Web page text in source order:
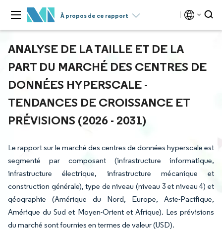
À propos de ce rapport
ANALYSE DE LA TAILLE ET DE LA
PART DU MARCHÉ DES CENTRES DE
DONNÉES HYPERSCALE -
TENDANCES DE CROISSANCE ET
PRÉVISIONS (2026 - 2031)
Le rapport sur le marché des centres de données hyperscale est
segmenté par composant (infrastructure informatique,
infrastructure électrique, infrastructure mécanique et
construction générale), type de niveau (niveau 3 et niveau 4) et
géographie (Amérique du Nord, Europe, Asie-Pacifique,
Amérique du Sud et Moyen-Orient et Afrique). Les prévisions
du marché sont fournies en termes de valeur (USD).